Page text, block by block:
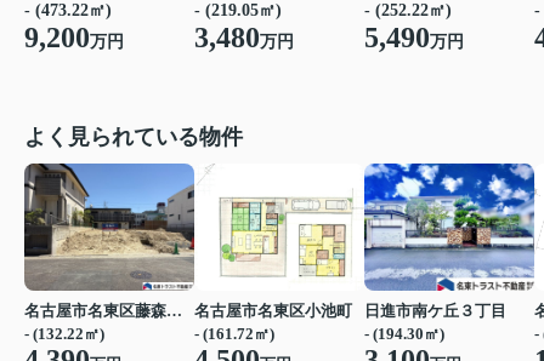
- (473.22㎡)
9,200万円
- (219.05㎡)
3,480万円
- (252.22㎡)
5,490万円
-
よく見られている物件
名古屋市名東区藤森２丁目
- (132.22㎡)
名古屋市名東区小池町
- (161.72㎡)
日進市南ケ丘３丁目
- (194.30㎡)
-